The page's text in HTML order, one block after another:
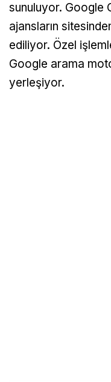
sunuluyor. Google
ajansların
ediliyor. Özel
Google arama
yerleşiyor.